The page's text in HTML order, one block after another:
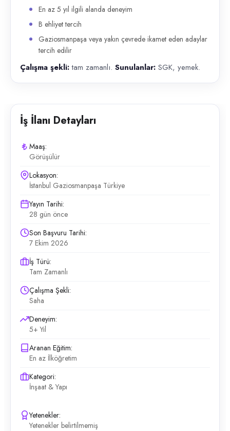
En az 5 yıl ilgili alanda deneyim
B ehliyet tercih
Gaziosmanpaşa veya yakın çevrede ikamet eden adaylar
tercih edilir
Çalışma şekli:tam zamanlı. Sunulanlar: SGK, yemek.
İş İlanı Detayları
Maaş:
Görüşülür
Lokasyon:
İstanbul Gaziosmanpaşa Türkiye
Yayın Tarihi:
28 gün önce
Son Başvuru Tarihi:
7 Ekim 2026
İş Türü:
Tam Zamanlı
Çalışma Şekli:
Saha
Deneyim:
5+ Yıl
Aranan Eğitim:
En az İlköğretim
Kategori:
İnşaat & Yapı
Yetenekler:
Yetenekler belirtilmemiş